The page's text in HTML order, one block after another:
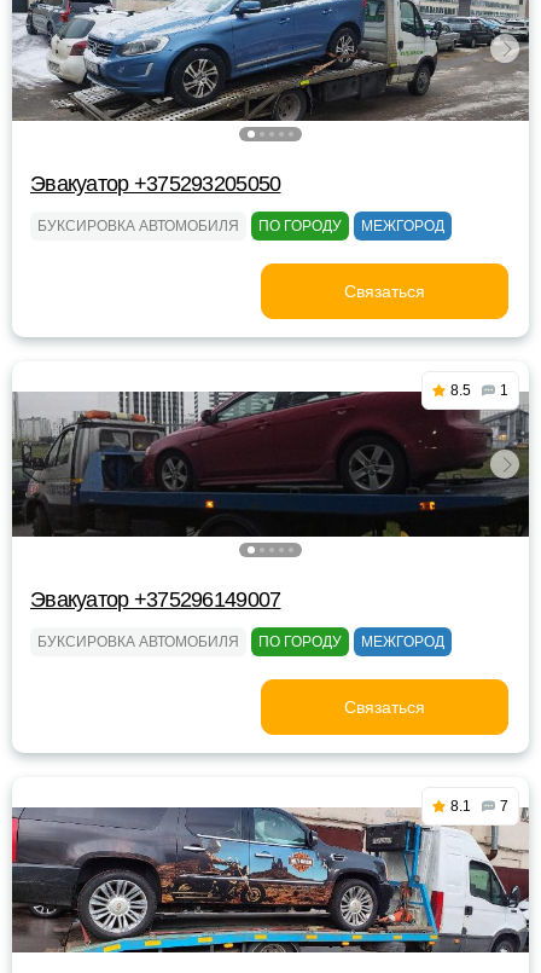
Эвакуатор +375293205050
БУКСИРОВКА АВТОМОБИЛЯ ПО ГОРОДУ МЕЖГОРОД
Связаться
8.5 1
Эвакуатор +375296149007
БУКСИРОВКА АВТОМОБИЛЯ ПО ГОРОДУ МЕЖГОРОД
Связаться
8.1 7